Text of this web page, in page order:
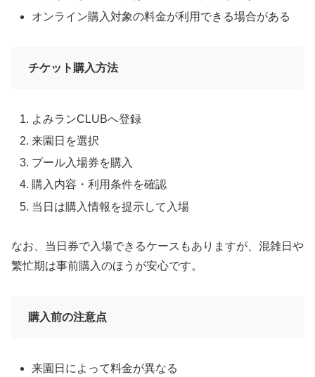
オンライン購入対象の料金が利用できる場合がある
チケット購入方法
よみランCLUBへ登録
来園日を選択
プール入場券を購入
購入内容・利用条件を確認
当日は購入情報を提示して入場
なお、当日券で入場できるケースもありますが、混雑日や
繁忙期は事前購入のほうが安心です。
購入前の注意点
来園日によって料金が異なる